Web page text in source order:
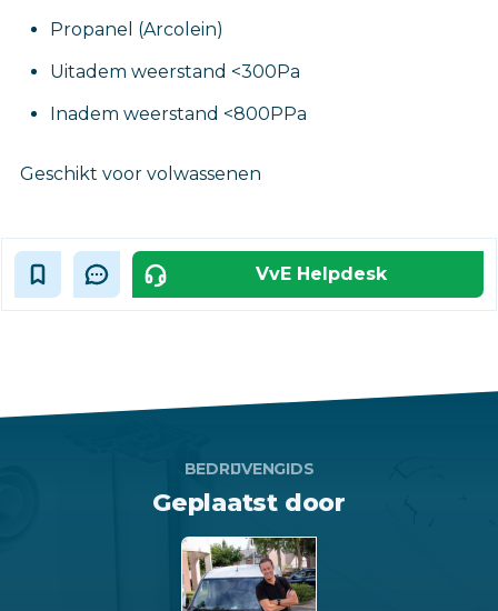
Propanel (Arcolein)
Uitadem weerstand <300Pa
Inadem weerstand <800PPa
Geschikt voor volwassenen
VvE Helpdesk
BEDRIJVENGIDS
Geplaatst door